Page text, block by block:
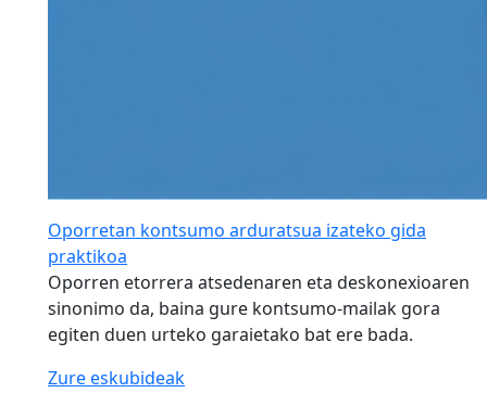
Oporretan kontsumo arduratsua izateko gida
praktikoa
Oporren etorrera atsedenaren eta deskonexioaren
sinonimo da, baina gure kontsumo-mailak gora
egiten duen urteko garaietako bat ere bada.
Zure eskubideak